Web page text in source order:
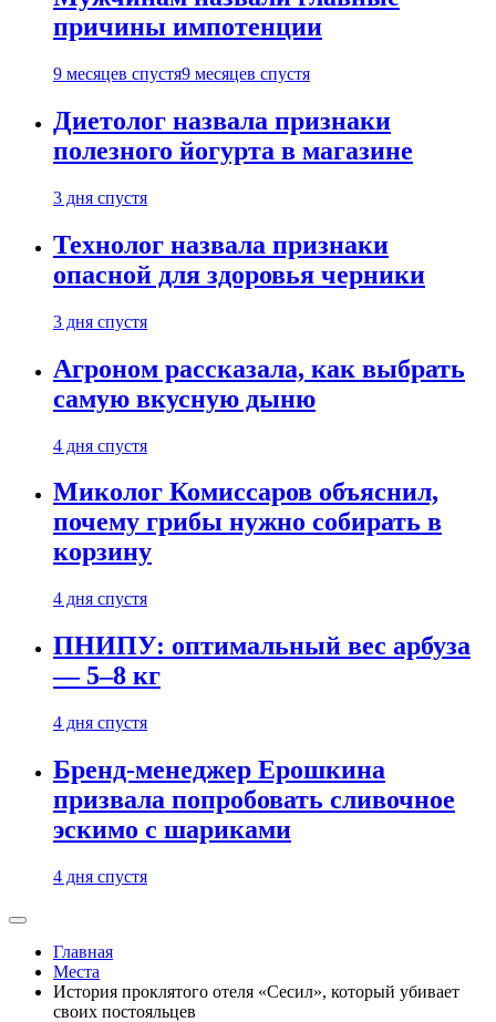
причины импотенции
9 месяцев спустя9 месяцев спустя
Диетолог назвала признаки
полезного йогурта в магазине
3 дня спустя
Технолог назвала признаки
опасной для здоровья черники
3 дня спустя
Агроном рассказала, как выбрать
самую вкусную дыню
4 дня спустя
Миколог Комиссаров объяснил,
почему грибы нужно собирать в
корзину
4 дня спустя
ПНИПУ: оптимальный вес арбуза
— 5–8 кг
4 дня спустя
Бренд-менеджер Ерошкина
призвала попробовать сливочное
эскимо с шариками
4 дня спустя
Главная
Места
История проклятого отеля «Сесил», который убивает
своих постояльцев